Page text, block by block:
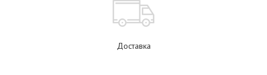
Доставка